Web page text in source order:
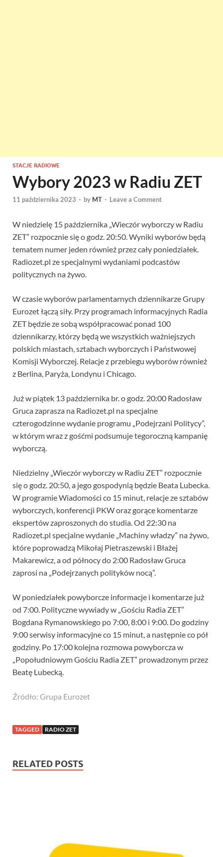
STACJE RADIOWE
Wybory 2023 w Radiu ZET
11 października 2023 - by MT - Leave a Comment
W niedzielę 15 października „Wieczór wyborczy w Radiu
ZET” rozpocznie się o godz. 20:50. Wyniki wyborów będą
tematem numer jeden również przez cały poniedziałek.
Radiozet.pl ze specjalnymi wydaniami podcastów
politycznych na żywo.
W czasie wyborów parlamentarnych dziennikarze Grupy
Eurozet łączą siły. Przy programach informacyjnych Radia
ZET będzie ze sobą współpracować ponad 100
dziennikarzy, którzy będą we wszystkich ważniejszych
polskich miastach, sztabach wyborczych i Państwowej
Komisji Wyborczej. Relacje z przebiegu wyborów również
z Berlina, Paryża, Londynu i Chicago.
Już w piątek 13 października br. o godz. 20:00 Radosław
Gruca zaprasza na Radiozet.pl na specjalne
czterogodzinne wydanie programu „Podejrzani Politycy”,
w którym wraz z gośćmi podsumuje tegoroczną kampanię
wyborczą.
Niedzielny „Wieczór wyborczy w Radiu ZET” rozpocznie
się o godz. 20:50, a jego gospodynią będzie Beata Lubecka.
W programie Wiadomości co 15 minut, relacje ze sztabów
wyborczych, konferencji PKW oraz gorące komentarze
ekspertów zaproszonych do studia. Od 22:30 na
Radiozet.pl specjalne wydanie „Machiny władzy” na żywo,
które poprowadzą Mikołaj Pietraszewski i Błażej
Makarewicz, a od północy do 2:00 Radosław Gruca
zaprosi na „Podejrzanych polityków nocą”.
W poniedziałek powyborcze informacje i komentarze już
od 7:00. Polityczne wywiady w „Gościu Radia ZET”
Bogdana Rymanowskiego po 7:00, 8:00 i 9:00. Do godziny
9:00 serwisy informacyjne co 15 minut, a następnie co pół
godziny. Po 17:00 kolejna rozmowa powyborcza w
„Popołudniowym Gościu Radia ZET” prowadzonym przez
Beatę Lubecką.
Źródło: Grupa Eurozet
TAGGED RADIO ZET
RELATED POSTS